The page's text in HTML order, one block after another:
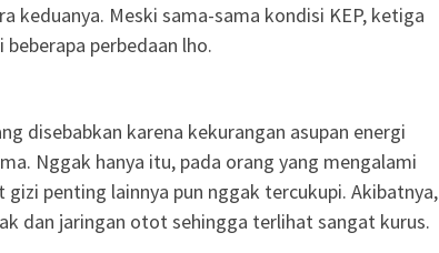
keduanya. Meski sama-sama kondisi KEP, ketiga
perbedaan lho.
disebabkan karena kekurangan asupan energi
Nggak hanya itu, pada orang yang mengalami
gizi penting lainnya pun nggak tercukupi. Akibatnya,
dan jaringan otot sehingga terlihat sangat kurus.